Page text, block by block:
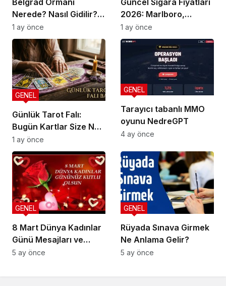
Nerede? Nasıl Gidilir?
Güncel Gezi Rehberi
1 ay önce
2026: Marlboro,
Parliament, Winston,
Camel ve Tüm Sigara
Markalarının Zamlı
Fiyat Listesi
1 ay önce
Günlük Tarot Falı:
Bugün Kartlar Size Ne
Söylüyor?
GENEL
1 ay önce
Tarayıcı tabanlı MMO
oyunu NedreGPT
GENEL
4 ay önce
8 Mart Dünya Kadınlar
Günü Mesajları ve
Sözleri
GENEL
5 ay önce
Rüyada Sınava Girmek
Ne Anlama Gelir?
GENEL
5 ay önce